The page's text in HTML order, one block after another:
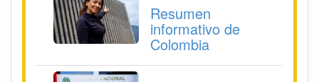
Resumen
informativo de
Colombia